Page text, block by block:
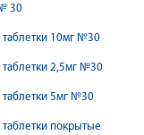
30
таблетки 10мг №30
таблетки 2,5мг №30
таблетки 5мг №30
таблетки покрытые